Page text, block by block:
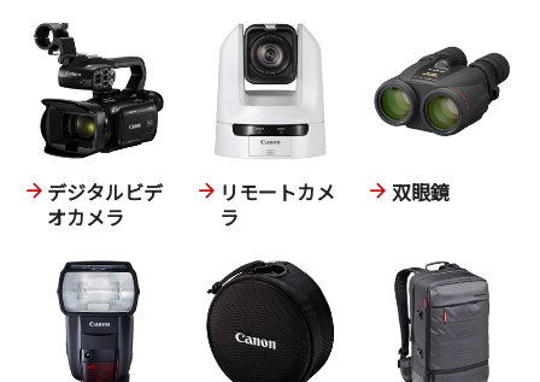
デジタルビデ
オカメラ
リモートカメ
ラ
双眼鏡